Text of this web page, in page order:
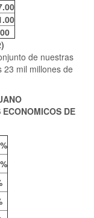
de nuestras
23 mil millones de
DE